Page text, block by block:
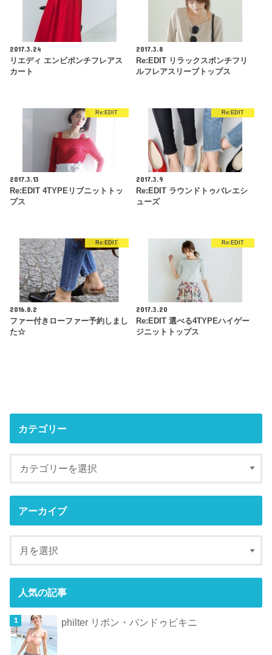
2017.3.24
リエディ エンビポンチフレアス
カート
2017.3.8
Re:EDIT リラックスポンチフリ
ルフレアスリーブトップス
Re:EDIT
2017.3.13
Re:EDIT 4TYPEリブニットトッ
プス
Re:EDIT
2017.3.9
Re:EDIT ラウンドトゥバレエシ
ューズ
Re:EDIT
2016.8.2
ファー付きローファー予約しまし
た☆
Re:EDIT
2017.3.20
Re:EDIT 選べる4TYPEハイゲー
ジニットトップス
カテゴリー
アーカイブ
人気の記事
philter リボン・バンドゥビキニ